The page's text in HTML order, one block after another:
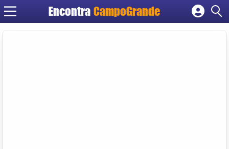
Encontra CampoGrande
Cadastrar empresa